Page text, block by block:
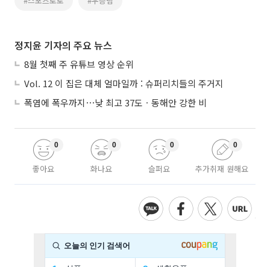
정지윤 기자의 주요 뉴스
8월 첫째 주 유튜브 영상 순위
Vol. 12 이 집은 대체 얼마일까 : 슈퍼리치들의 주거지
폭염에 폭우까지⋯낮 최고 37도ㆍ동해안 강한 비
좋아요
0
화나요
0
슬퍼요
0
추가취재 원해요
0